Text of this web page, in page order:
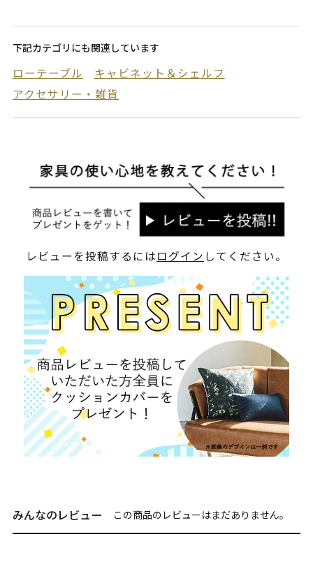
下記カテゴリにも関連しています
ローテーブル
キャビネット＆シェルフ
アクセサリー・雑貨
レビューを投稿するにはログイン してください。
みんなのレビュー この商品のレビューはまだありません。